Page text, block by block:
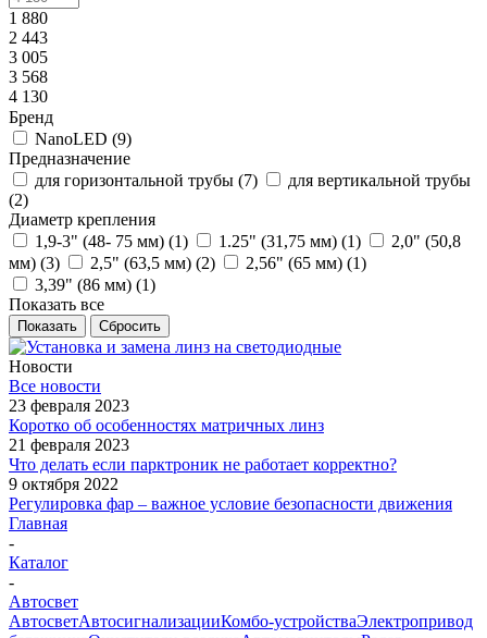
1 880
2 443
3 005
3 568
4 130
Бренд
NanoLED (9)
Предназначение
для горизонтальной трубы (7)
для вертикальной трубы
(2)
Диаметр крепления
1,9-3" (48- 75 мм) (1) 1.25" (31,75 мм) (1)
2,0" (50,8
мм) (3) 2,5" (63,5 мм) (2) 2,56" (65 мм) (1)
3,39" (86 мм) (1)
Показать все
Сбросить
Новости
Все новости
23 февраля 2023
Коротко об особенностях матричных линз
21 февраля 2023
Что делать если парктроник не работает корректно?
9 октября 2022
Регулировка фар – важное условие безопасности движения
Главная
-
Каталог
-
Автосвет
АвтосветАвтосигнализацииКомбо-устройстваЭлектропривод